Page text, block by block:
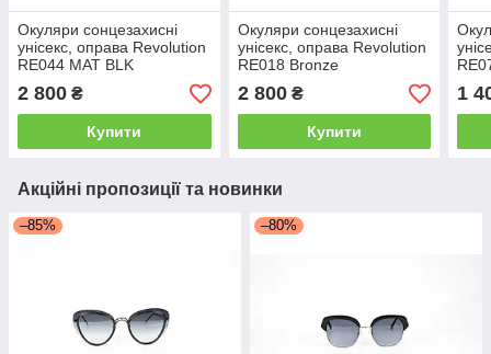
Окуляри сонцезахисні
унісекс, оправа Revolution
RE044 MAT BLK
2 800 ₴
Купити
Окуляри сонцезахисні
унісекс, оправа Revolution
RE018 Bronze
2 800₴
Купити
1
Акційні пропозиції та новинки
–85% –80%